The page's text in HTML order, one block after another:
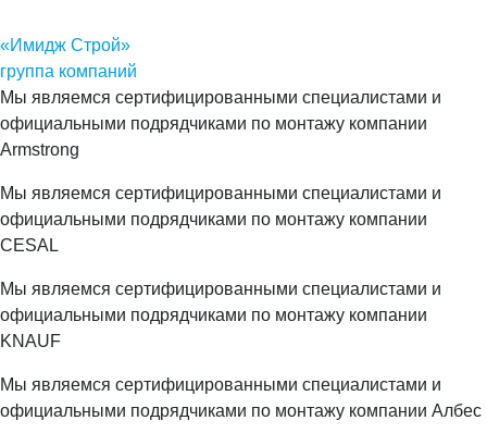
«Имидж Строй»
группа компаний
Мы являемся сертифицированными специалистами и
официальными подрядчиками по монтажу компании
Armstrong
Мы являемся сертифицированными специалистами и
официальными подрядчиками по монтажу компании
CESAL
Мы являемся сертифицированными специалистами и
официальными подрядчиками по монтажу компании
KNAUF
Мы являемся сертифицированными специалистами и
официальными подрядчиками по монтажу компании Албес